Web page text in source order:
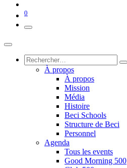
0
À propos
À propos
Mission
Média
Histoire
Beci Schools
Structure de Beci
Personnel
Agenda
Tous les events
Good Morning 500